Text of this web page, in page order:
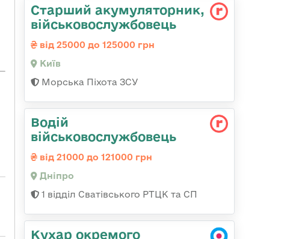
Старший акумуляторник,
військовослужбовець
від 25000 до 125000 грн
Київ
Морська Піхота ЗСУ
Водій
військовослужбовець
від 21000 до 121000 грн
Дніпро
1 відділ Сватівського РТЦК та СП
Кухар окремого